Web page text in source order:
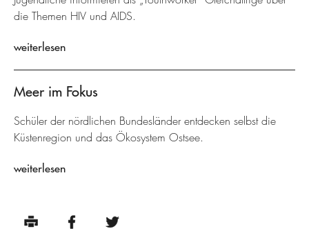
die Themen HIV und AIDS.
weiterlesen
Meer im Fokus
Schüler der nördlichen Bundesländer entdecken selbst die
Küstenregion und das Ökosystem Ostsee.
weiterlesen